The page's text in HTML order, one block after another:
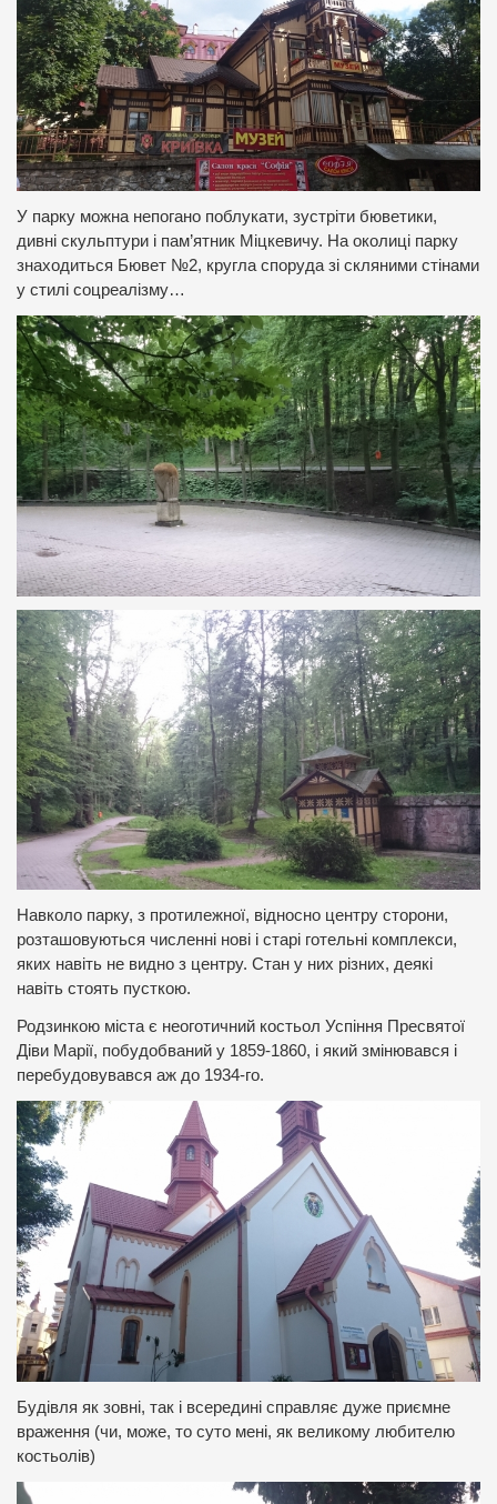
У парку можна непогано поблукати, зустріти бюветики,
дивні скульптури і пам’ятник Міцкевичу. На околиці парку
знаходиться Бювет №2, кругла споруда зі скляними стінами
у стилі соцреалізму…
Навколо парку, з протилежної, відносно центру сторони,
розташовуються численні нові і старі готельні комплекси,
яких навіть не видно з центру. Стан у них різних, деякі
навіть стоять пусткою.
Родзинкою міста є неоготичний костьол Успіння Пресвятої
Діви Марії, побудобваний у 1859-1860, і який змінювався і
перебудовувався аж до 1934-го.
Будівля як зовні, так і всередині справляє дуже приємне
враження (чи, може, то суто мені, як великому любителю
костьолів)